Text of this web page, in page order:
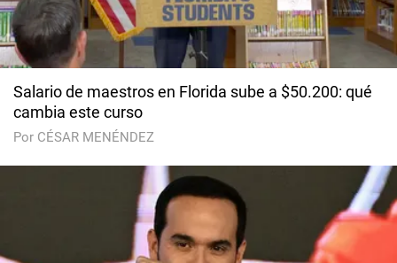
Salario de maestros en Florida sube a $50.200: qué
cambia este curso
Por CÉSAR MENÉNDEZ